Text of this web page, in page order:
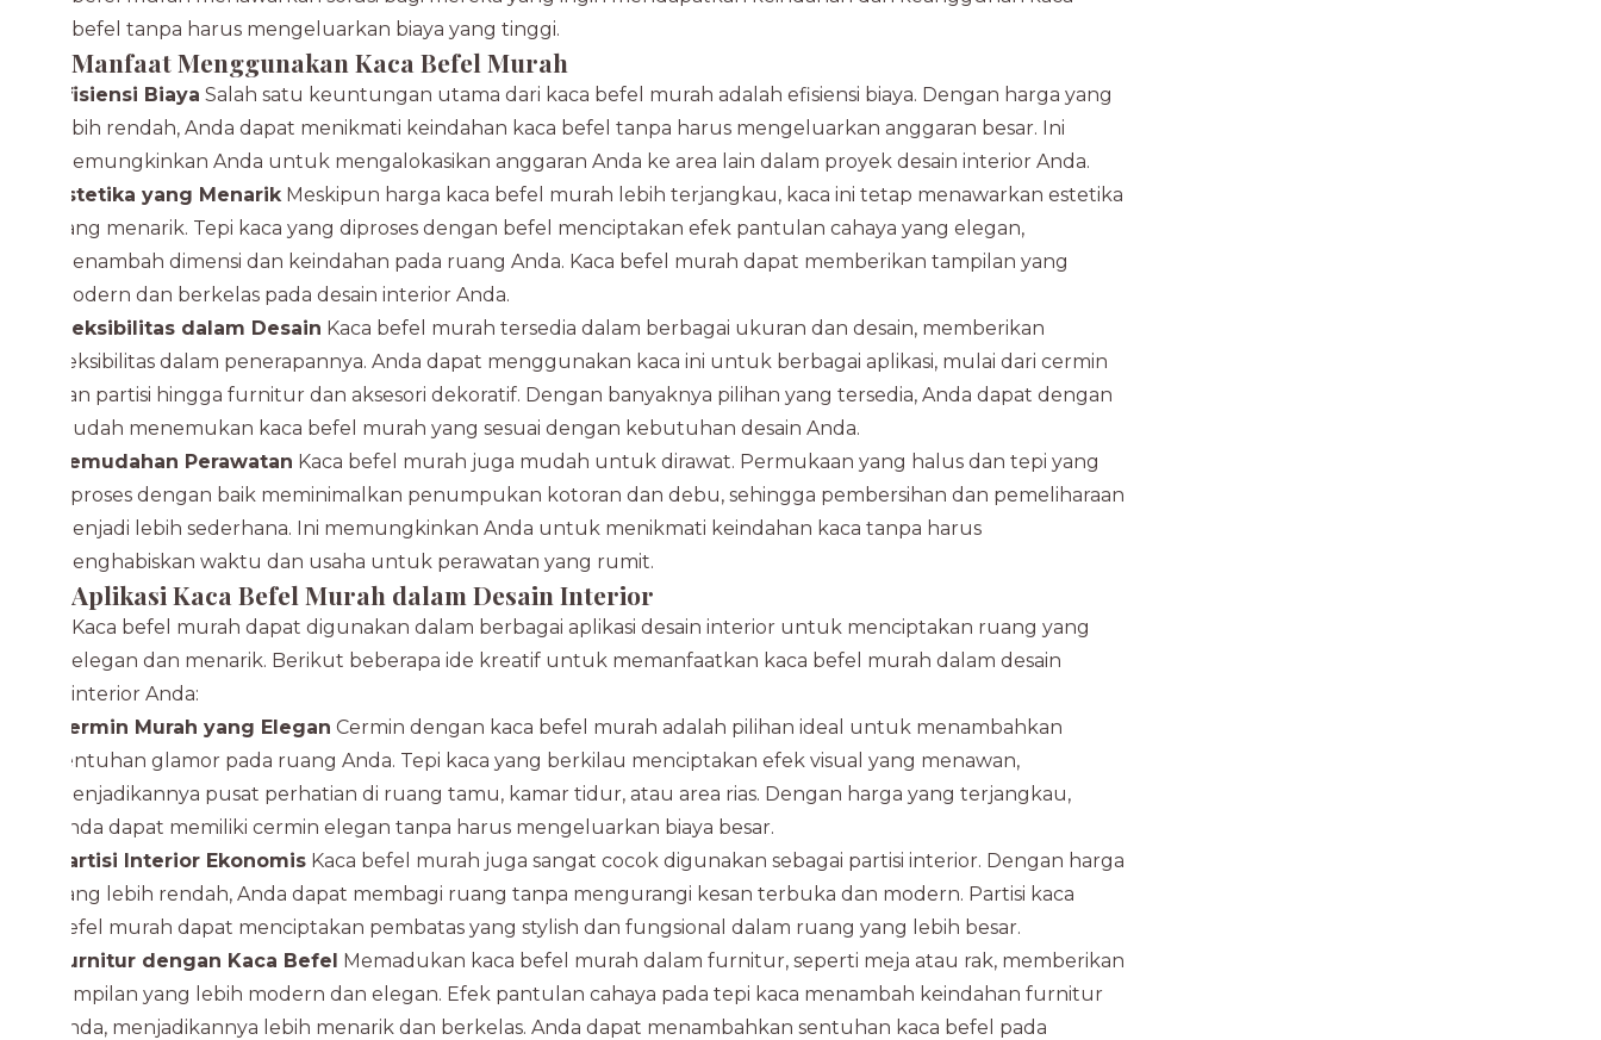
befel tanpa harus mengeluarkan biaya yang tinggi.
Manfaat Menggunakan Kaca Befel Murah
Efisiensi Biaya Salah satu keuntungan utama dari kaca befel murah adalah efisiensi biaya. Dengan harga yang
lebih rendah, Anda dapat menikmati keindahan kaca befel tanpa harus mengeluarkan anggaran besar. Ini
memungkinkan Anda untuk mengalokasikan anggaran Anda ke area lain dalam proyek desain interior Anda.
Estetika yang MenarikMeskipun harga kaca befel murah lebih terjangkau, kaca ini tetap menawarkan estetika
yang menarik. Tepi kaca yang diproses dengan befel menciptakan efek pantulan cahaya yang elegan,
menambah dimensi dan keindahan pada ruang Anda. Kaca befel murah dapat memberikan tampilan yang
modern dan berkelas pada desain interior Anda.
Fleksibilitas dalam Desain Kaca befel murah tersedia dalam berbagai ukuran dan desain, memberikan
fleksibilitas dalam penerapannya. Anda dapat menggunakan kaca ini untuk berbagai aplikasi, mulai dari cermin
dan partisi hingga furnitur dan aksesori dekoratif. Dengan banyaknya pilihan yang tersedia, Anda dapat dengan
mudah menemukan kaca befel murah yang sesuai dengan kebutuhan desain Anda.
Kemudahan Perawatan Kaca befel murah juga mudah untuk dirawat. Permukaan yang halus dan tepi yang
diproses dengan baik meminimalkan penumpukan kotoran dan debu, sehingga pembersihan dan pemeliharaan
menjadi lebih sederhana. Ini memungkinkan Anda untuk menikmati keindahan kaca tanpa harus
menghabiskan waktu dan usaha untuk perawatan yang rumit.
Aplikasi Kaca Befel Murah dalam Desain Interior
Kaca befel murah dapat digunakan dalam berbagai aplikasi desain interior untuk menciptakan ruang yang
elegan dan menarik. Berikut beberapa ide kreatif untuk memanfaatkan kaca befel murah dalam desain
interior Anda:
Cermin Murah yang Elegan Cermin dengan kaca befel murah adalah pilihan ideal untuk menambahkan
sentuhan glamor pada ruang Anda. Tepi kaca yang berkilau menciptakan efek visual yang menawan,
menjadikannya pusat perhatian di ruang tamu, kamar tidur, atau area rias. Dengan harga yang terjangkau,
Anda dapat memiliki cermin elegan tanpa harus mengeluarkan biaya besar.
Partisi Interior Ekonomis Kaca befel murah juga sangat cocok digunakan sebagai partisi interior. Dengan harga
yang lebih rendah, Anda dapat membagi ruang tanpa mengurangi kesan terbuka dan modern. Partisi kaca
befel murah dapat menciptakan pembatas yang stylish dan fungsional dalam ruang yang lebih besar.
Furnitur dengan Kaca Befel Memadukan kaca befel murah dalam furnitur, seperti meja atau rak, memberikan
tampilan yang lebih modern dan elegan. Efek pantulan cahaya pada tepi kaca menambah keindahan furnitur
Anda, menjadikannya lebih menarik dan berkelas. Anda dapat menambahkan sentuhan kaca befel pada